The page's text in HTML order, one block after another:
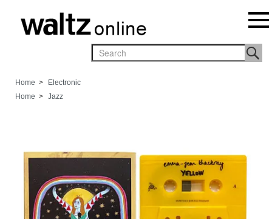
Home >
Electronic
Home > Jazz